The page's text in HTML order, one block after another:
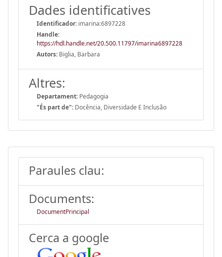
Dades identificatives
Identificador: imarina:6897228
Handle:
https://hdl.handle.net/20.500.11797/imarina6897228
Autors: Biglia, Barbara
Altres:
Departament: Pedagogia
"És part de": Docência, Diversidade E Inclusão
Paraules clau:
Documents:
DocumentPrincipal
Cerca a google